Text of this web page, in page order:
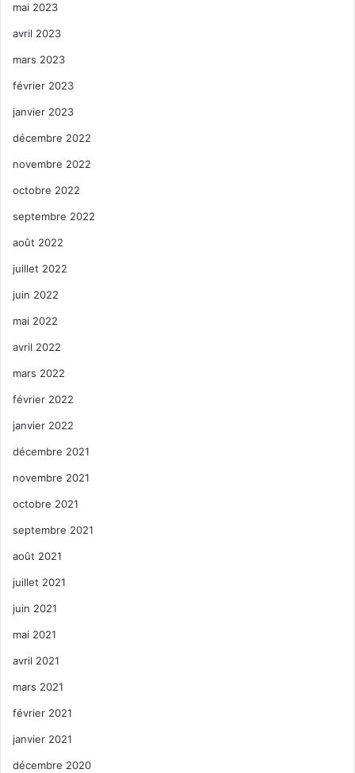
mai 2023
avril 2023
mars 2023
février 2023
janvier 2023
décembre 2022
novembre 2022
octobre 2022
septembre 2022
août 2022
juillet 2022
juin 2022
mai 2022
avril 2022
mars 2022
février 2022
janvier 2022
décembre 2021
novembre 2021
octobre 2021
septembre 2021
août 2021
juillet 2021
juin 2021
mai 2021
avril 2021
mars 2021
février 2021
janvier 2021
décembre 2020